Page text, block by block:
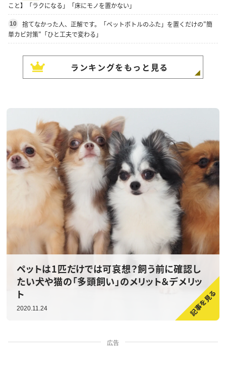
こと】「ラクになる」「床にモノを置かない」
10
捨てなかった人、正解です。「ペットボトルのふた」を置くだけの"簡
単カビ対策"「ひと工夫で変わる」
ランキングをもっと見る
ペットは1匹だけでは可哀想？飼う前に確認し
たい犬や猫の「多頭飼い」のメリット＆デメリッ
ト
2020.11.24
広告